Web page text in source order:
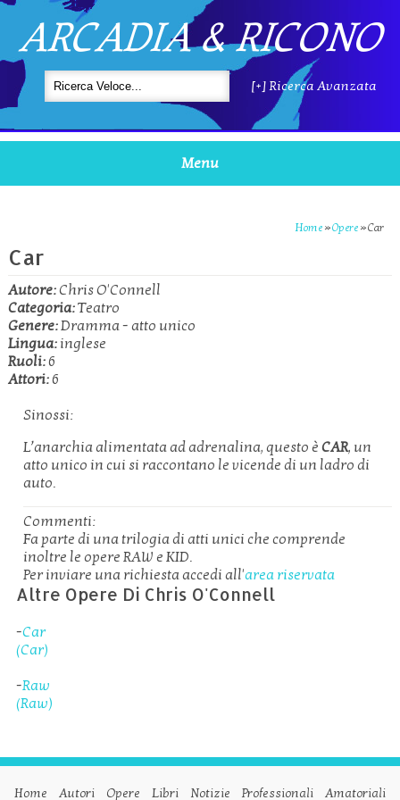
ARCADIA & RICONO
[+] Ricerca Avanzata
Menu
Home »Opere »Car
Car
Autore:Chris O'Connell
Categoria:Teatro
Genere:Dramma - atto unico
Lingua:inglese
Ruoli:6
Attori:6
Sinossi:
L’anarchia alimentata ad adrenalina, questo èCAR, un
atto unico in cui si raccontano le vicende di un ladro di
auto.
Commenti:
Fa parte di una trilogia di atti unici che comprende
inoltre le opere RAW e KID.
Per inviare una richiesta accedi all'area riservata
Altre Opere Di Chris O'Connell
-Car
(Car)
-Raw
(Raw)
Home Autori Opere Libri Notizie Professionali Amatoriali